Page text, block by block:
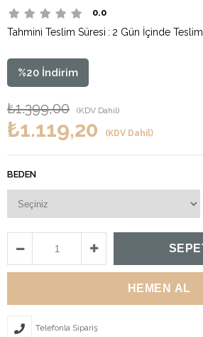
0.0
Tahmini Teslim Süresi : 2 Gün İçinde Teslim
%20 İndirim
₺1.399,00 (KDV Dahil)
₺1.119,20 (KDV Dahil)
BEDEN
Telefonla Sipariş